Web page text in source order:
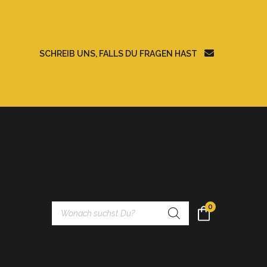
SCHREIB UNS, FALLS DU FRAGEN HAST
search
0